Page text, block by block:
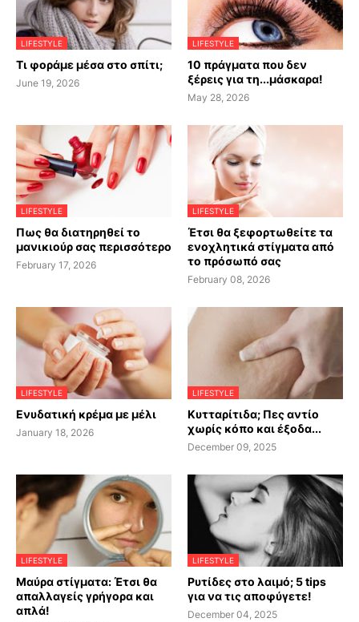
LIFESTYLE
Τι φοράμε μέσα στο σπίτι;
June 19, 2026
LIFESTYLE
10 πράγματα που δεν
ξέρεις για τη...μάσκαρα!
May 28, 2026
LIFESTYLE
Πως θα διατηρηθεί το
μανικιούρ σας περισσότερο
February 17, 2026
LIFESTYLE
Έτσι θα ξεφορτωθείτε τα
ενοχλητικά στίγματα από
το πρόσωπό σας
February 08, 2026
LIFESTYLE
Ενυδατική κρέμα με μέλι
January 18, 2026
LIFESTYLE
Κυτταρίτιδα; Πες αντίο
χωρίς κόπο και έξοδα...
December 09, 2025
LIFESTYLE
Μαύρα στίγματα: Έτσι θα
απαλλαγείς γρήγορα και
απλά!
LIFESTYLE
Ρυτίδες στο λαιμό; 5 tips
για να τις αποφύγετε!
December 04, 2025